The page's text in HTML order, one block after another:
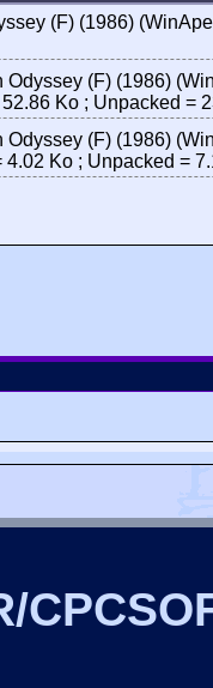
(F) (1986)
Odyssey (F) (1986)
Ko ; Unpacked =
Odyssey (F) (1986)
Ko ; Unpacked =